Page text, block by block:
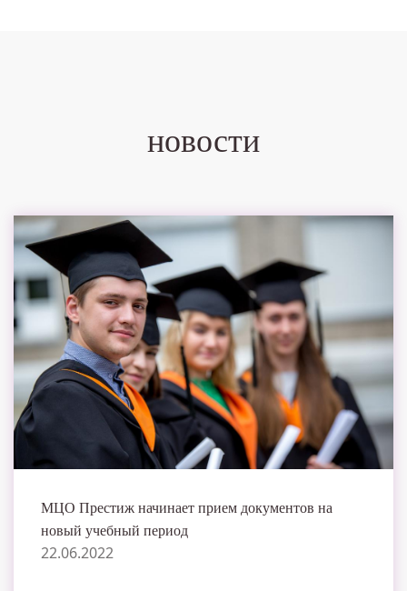
новости
МЦО Престиж начинает прием документов на
новый учебный период
22.06.2022